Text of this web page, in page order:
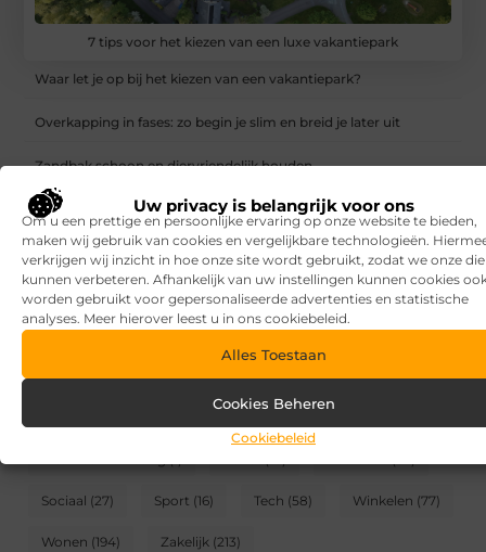
Uw privacy is belangrijk voor ons
Om u een prettige en persoonlijke ervaring op onze website te bieden,
maken wij gebruik van cookies en vergelijkbare technologieën.
verkrijgen wij inzicht in hoe onze site wordt gebruikt, zodat we onze
kunnen verbeteren. Afhankelijk van uw instellingen kunnen cookies
worden gebruikt voor gepersonaliseerde advertenties en statistische
analyses. Meer hierover leest u in ons cookiebeleid.
Alles Toestaan
Cookies Beheren
Cookiebeleid
7 tips voor het kiezen van een luxe vakantiepark
Waar let je op bij het kiezen van een vakantiepark?
Overkapping in fases: zo begin je slim en breid je later uit
Zandbak schoon en diervriendelijk houden
Vind de perfecte garage in Eerbeek
Aanrijdbeveiliging: voorkom schade, stilstand en onveilige
situaties op de werkvloer
Rijlessen in Haarlem? Zo vergroot je jouw kans om sneller te
slagen
Sociaal (27) Sport (16) Tech (58) Winkelen (77)
Wonen (194) Zakelijk (213)